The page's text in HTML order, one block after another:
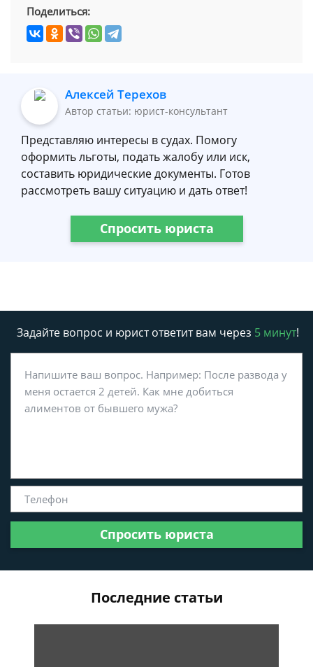
Поделиться:
Алексей Терехов
Автор статьи: юрист-консультант
Представляю интересы в судах. Помогу
оформить льготы, подать жалобу или иск,
составить юридические документы. Готов
рассмотреть вашу ситуацию и дать ответ!
Спросить юриста
Задайте вопрос и юрист ответит вам через 5 минут!
Спросить юриста
Последние статьи